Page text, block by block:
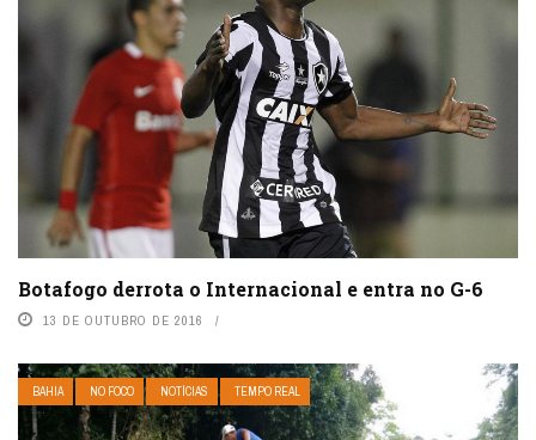
Botafogo derrota o Internacional e entra no G-6
13 DE OUTUBRO DE 2016
BAHIA NO FOCO NOTÍCIAS TEMPO REAL